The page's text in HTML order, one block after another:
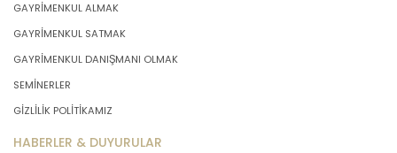
GAYRİMENKUL ALMAK
GAYRİMENKUL SATMAK
GAYRİMENKUL DANIŞMANI OLMAK
SEMİNERLER
GİZLİLİK POLİTİKAMIZ
HABERLER & DUYURULAR